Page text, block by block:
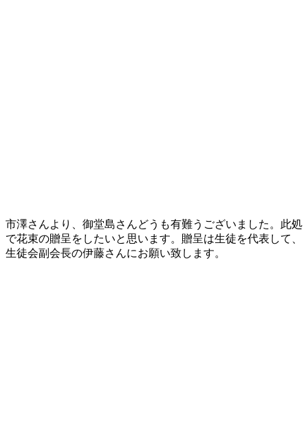
市澤さんより、御堂島さんどうも有難うございました。此処
で花束の贈呈をしたいと思います。贈呈は生徒を代表して、
生徒会副会長の伊藤さんにお願い致します。